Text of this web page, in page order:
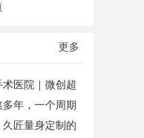
更多
医院｜微创超
老年眼病诊疗
年，一个周期
方对症，身体找
匠量身定制的